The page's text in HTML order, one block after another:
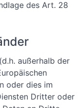
des Art. 28
außerhalb der
oder dies im
Dritter oder